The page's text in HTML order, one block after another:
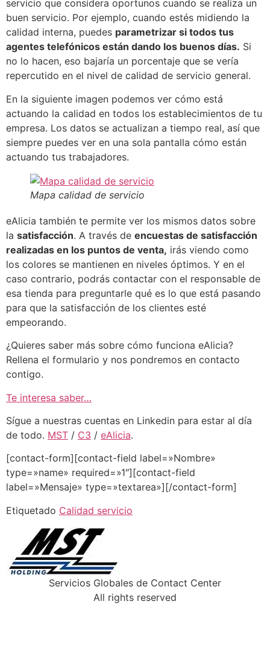
servicio que considera oportunos cuando se realiza un
buen servicio. Por ejemplo, cuando estés midiendo la
calidad interna, puedes parametrizar si todos tus
agentes telefónicos están dando los buenos días. Si
no lo hacen, eso bajaría un porcentaje que se vería
repercutido en el nivel de calidad de servicio general.
En la siguiente imagen podemos ver cómo está
actuando la calidad en todos los establecimientos de tu
empresa. Los datos se actualizan a tiempo real, así que
siempre puedes ver en una sola pantalla cómo están
actuando tus trabajadores.
Mapa calidad de servicio
eAlicia también te permite ver los mismos datos sobre
la satisfacción. A través de encuestas de satisfacción
realizadas en los puntos de venta, irás viendo como
los colores se mantienen en niveles óptimos. Y en el
caso contrario, podrás contactar con el responsable de
esa tienda para preguntarle qué es lo que está pasando
para que la satisfacción de los clientes esté
empeorando.
¿Quieres saber más sobre cómo funciona eAlicia?
Rellena el formulario y nos pondremos en contacto
contigo.
Te interesa saber…
Sígue a nuestras cuentas en Linkedin para estar al día
de todo. MST / C3 / eAlicia.
[contact-form][contact-field label=»Nombre»
type=»name» required=»1″][contact-field
label=»Mensaje» type=»textarea»][/contact-form]
Etiquetado Calidad servicio
Servicios Globales de Contact Center
All rights reserved